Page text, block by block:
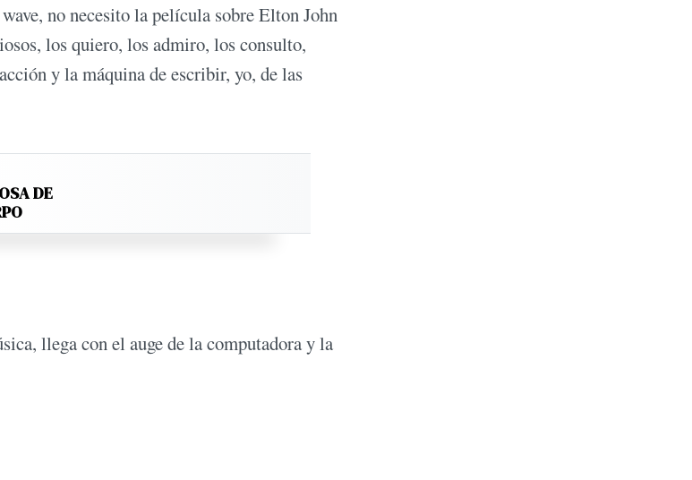
no necesito la película sobre Elton John
los quiero, los admiro, los consulto,
y la máquina de escribir, yo, de las
DE
llega con el auge de la computadora y la